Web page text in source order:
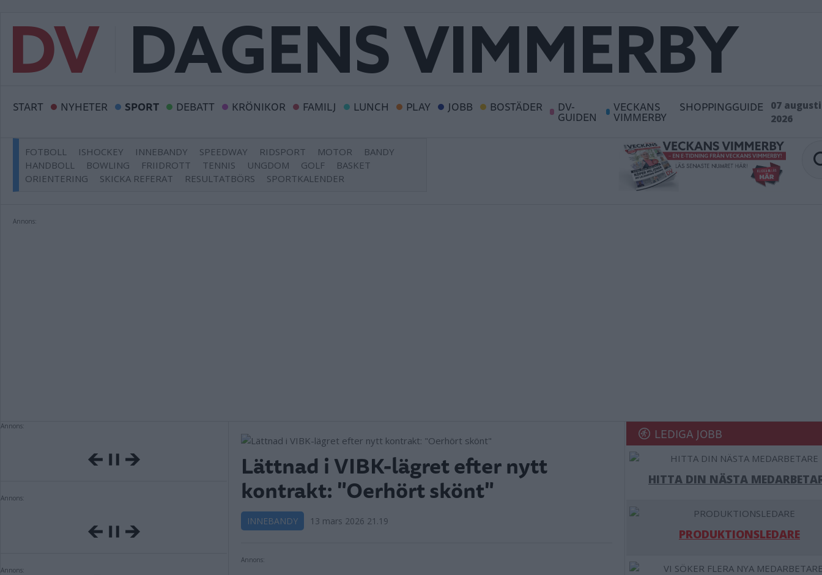
START NYHETER SPORT DEBATT KRÖNIKOR FAMILJ LUNCH PLAY JOBB BOSTÄDER DV-
GUIDEN
VECKANS
VIMMERBY
SHOPPINGGUIDE
07 augusti
2026
FOTBOLL ISHOCKEY INNEBANDY SPEEDWAY RIDSPORT MOTOR
BANDY
HANDBOLL
BOWLING FRIIDROTT TENNIS UNGDOM GOLF
BASKET
ORIENTERING
SKICKA REFERAT RESULTATBÖRS SPORTKALENDER
Annons:
Annons:
Annons:
Annons:
Lättnad i VIBK-lägret efter nytt
kontrakt: "Oerhört skönt"
INNEBANDY 13 mars 2026 21.19
Annons:
LEDIGA JOBB
HITTA DIN NÄSTA
PRODUKTIONSLEDARE